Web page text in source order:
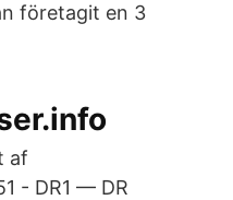
företagit en 3
af
- DR1 — DR